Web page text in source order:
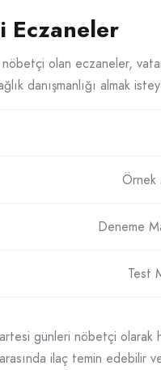
Eczaneler
olan eczaneler,
danışmanlığı almak
Örnek
Deneme
Test
günleri nöbetçi olarak
ilaç temin edebilir